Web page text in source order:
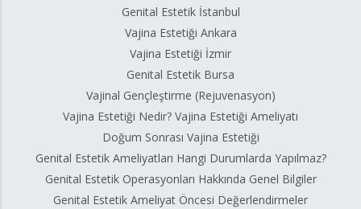
Genital Estetik İstanbul
Vajina Estetiği Ankara
Vajina Estetiği İzmir
Genital Estetik Bursa
Vajinal Gençleştirme (Rejuvenasyon)
Vajina Estetiği Nedir? Vajina Estetiği Ameliyatı
Doğum Sonrası Vajina Estetiği
Genital Estetik Ameliyatları Hangi Durumlarda Yapılmaz?
Genital Estetik Operasyonları Hakkında Genel Bilgiler
Genital Estetik Ameliyat Öncesi Değerlendirmeler